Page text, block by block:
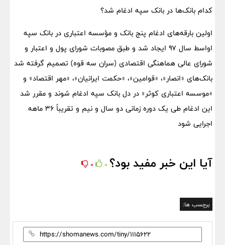
کدام بانک‌ها در بانک سپه ادغام شد؟
اولین بارقه‌های ادغام پنج بانک و مؤسسه اعتباری در بانک سپه
اواسط سال ۹۷ ایجاد شد و طبق مصوبات شورای پول و اعتبار و
شورای عالی هماهنگی اقتصادی (سران سه قوه) تصمیم گرفته شد
بانک‌های «انصار»، «قوامین»، «حکمت ایرانیان»، «مهر اقتصاد» و
«موسسه اعتباری کوثر» در دل بانک سپه ادغام شوند و مقرر شد
این ادغام طی یک دوره زمانی دو سال و نیم و تقریباً ۳۶ ماهه
اجرایی شود
آیا این خبر مفید بود؟ 0
0
برچسب ها: